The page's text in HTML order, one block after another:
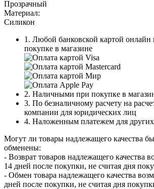
Прозрачный
Материал:
Силикон
1. Любой банковской картой онлайн
покупке в магазине
2. Наличными при покупке в
3. По безналичному расчету на
компании для юридических лиц
4. Наложенным платежем для
Могут ли товары надлежащего качества
обменены:
- Возврат товаров надлежащего качества
14 дней после покупки, не считая дня
- Обмен товара надлежащего качества
дней после покупки, не считая дня